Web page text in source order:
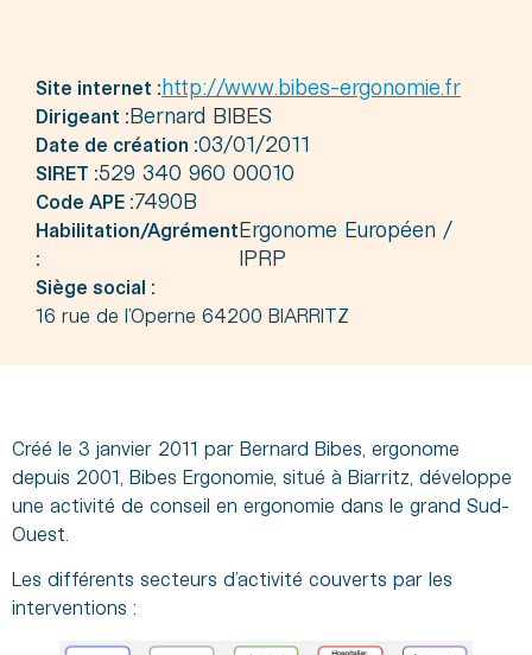
Site internet :http://www.bibes-ergonomie.fr
Dirigeant :Bernard BIBES
Date de création :03/01/2011
SIRET :529 340 960 00010
Code APE :7490B
Habilitation/Agrément
:
Ergonome Européen /
IPRP
Siège social :
16 rue de l'Operne 64200 BIARRITZ
Créé le 3 janvier 2011 par Bernard Bibes, ergonome
depuis 2001, Bibes Ergonomie, situé à Biarritz, développe
une activité de conseil en ergonomie dans le grand Sud-
Ouest.
Les différents secteurs d’activité couverts par les
interventions :